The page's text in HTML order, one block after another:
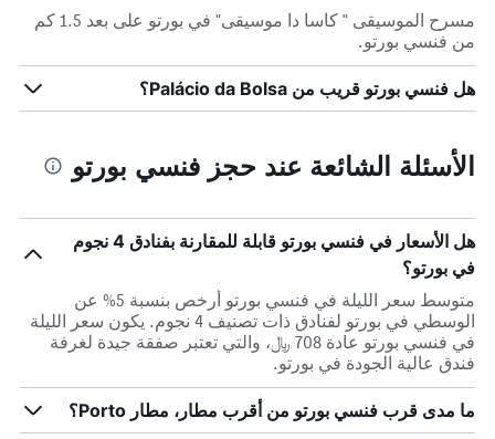
مسرح الموسيقى " كاسا دا موسيقى" في بورتو على بعد 1.5 كم
من فنسي بورتو.
هل فنسي بورتو قريب من Palácio da Bolsa؟
الأسئلة الشائعة عند حجز فنسي بورتو
هل الأسعار في فنسي بورتو قابلة للمقارنة بفنادق 4 نجوم
في بورتو؟
متوسط سعر الليلة في فنسي بورتو أرخص بنسبة 5% عن
الوسطي في بورتو لفنادق ذات تصنيف 4 نجوم. يكون سعر الليلة
في فنسي بورتو عادة 708 ﷼، والتي تعتبر صفقة جيدة لغرفة
فندق عالية الجودة في بورتو.
ما مدى قرب فنسي بورتو من أقرب مطار، مطار Porto؟